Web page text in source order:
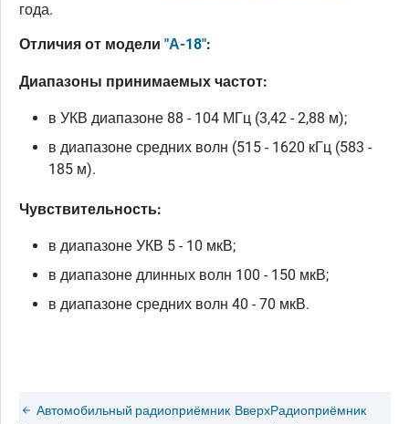
года.
Отличия от модели "А-18":
Диапазоны принимаемых частот:
в УКВ диапазоне 88 - 104 МГц (3,42 - 2,88 м);
в диапазоне средних волн (515 - 1620 кГц (583 -
185 м).
Чувствительность:
в диапазоне УКВ 5 - 10 мкВ;
в диапазоне длинных волн 100 - 150 мкВ;
в диапазоне средних волн 40 - 70 мкВ.
Автомобильный радиоприёмник ВверхРадиоприёмник